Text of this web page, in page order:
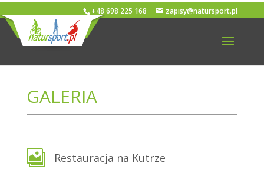
+48 698 225 168 zapisy@natursport.pl
GALERIA
 Restauracja na Kutrze